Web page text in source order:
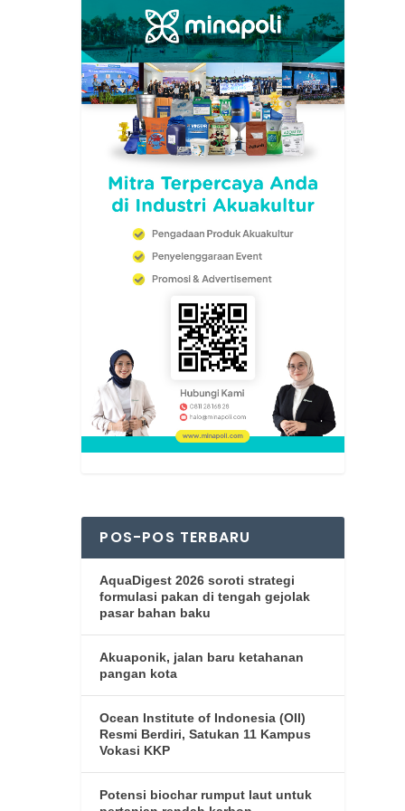
POS-POS TERBARU
AquaDigest 2026 soroti strategi
formulasi pakan di tengah gejolak
pasar bahan baku
Akuaponik, jalan baru ketahanan
pangan kota
Ocean Institute of Indonesia (OII)
Resmi Berdiri, Satukan 11 Kampus
Vokasi KKP
Potensi biochar rumput laut untuk